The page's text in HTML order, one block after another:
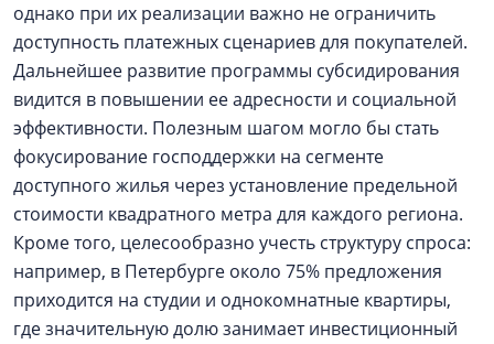
однако при их реализации важно не ограничить
доступность платежных сценариев для покупателей.
Дальнейшее развитие программы субсидирования
видится в повышении ее адресности и социальной
эффективности. Полезным шагом могло бы стать
фокусирование господдержки на сегменте
доступного жилья через установление предельной
стоимости квадратного метра для каждого региона.
Кроме того, целесообразно учесть структуру спроса:
например, в Петербурге около 75% предложения
приходится на студии и однокомнатные квартиры,
где значительную долю занимает инвестиционный